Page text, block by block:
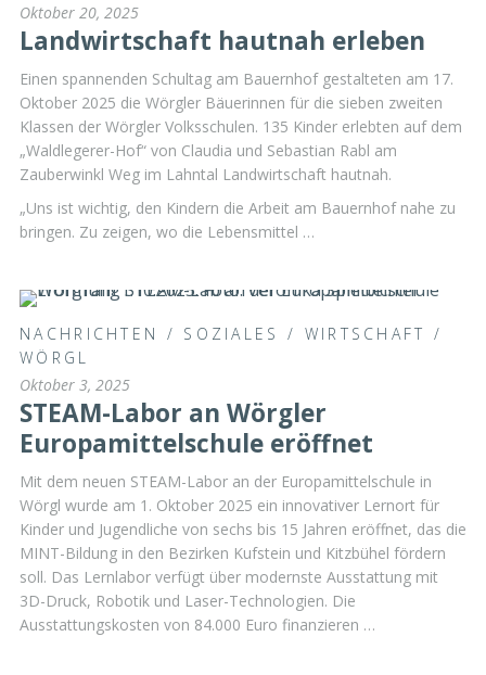
Oktober 20, 2025
Landwirtschaft hautnah erleben
Einen spannenden Schultag am Bauernhof gestalteten am 17.
Oktober 2025 die Wörgler Bäuerinnen für die sieben zweiten
Klassen der Wörgler Volksschulen. 135 Kinder erlebten auf dem
„Waldlegerer-Hof“ von Claudia und Sebastian Rabl am
Zauberwinkl Weg im Lahntal Landwirtschaft hautnah.
„Uns ist wichtig, den Kindern die Arbeit am Bauernhof nahe zu
bringen. Zu zeigen, wo die Lebensmittel …
NACHRICHTEN / SOZIALES / WIRTSCHAFT /
WÖRGL
Oktober 3, 2025
STEAM-Labor an Wörgler
Europamittelschule eröffnet
Mit dem neuen STEAM-Labor an der Europamittelschule in
Wörgl wurde am 1. Oktober 2025 ein innovativer Lernort für
Kinder und Jugendliche von sechs bis 15 Jahren eröffnet, das die
MINT-Bildung in den Bezirken Kufstein und Kitzbühel fördern
soll. Das Lernlabor verfügt über modernste Ausstattung mit
3D-Druck, Robotik und Laser-Technologien. Die
Ausstattungskosten von 84.000 Euro finanzieren …